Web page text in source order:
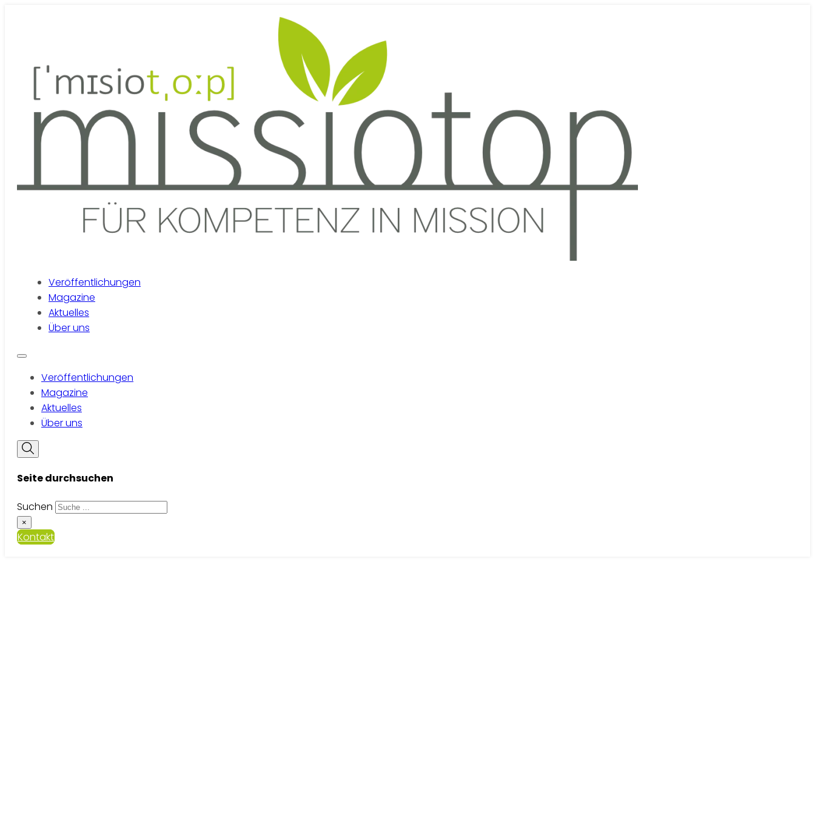
Veröffentlichungen
Magazine
Aktuelles
Über uns
Veröffentlichungen
Magazine
Aktuelles
Über uns
Seite durchsuchen
Suchen
×
Kontakt